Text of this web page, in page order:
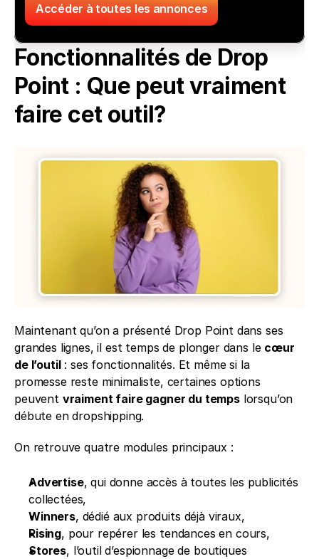
Accéder à toutes les annonces
Fonctionnalités de Drop
Point : Que peut vraiment
faire cet outil?
Maintenant qu’on a présenté Drop Point dans ses
grandes lignes, il est temps de plonger dans le cœur
de l’outil : ses fonctionnalités. Et même si la
promesse reste minimaliste, certaines options
peuvent vraiment faire gagner du temps lorsqu’on
débute en dropshipping.
On retrouve quatre modules principaux :
Advertise, qui donne accès à toutes les publicités
collectées,
Winners, dédié aux produits déjà viraux,
Rising, pour repérer les tendances en cours,
Stores, l’outil d’espionnage de boutiques